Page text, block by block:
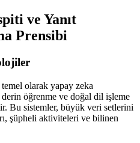
ve Yanıt
Prensibi
olarak yapay zeka
öğrenme ve doğal dil işleme
Bu sistemler, büyük veri setlerini
şüpheli aktiviteleri ve bilinen